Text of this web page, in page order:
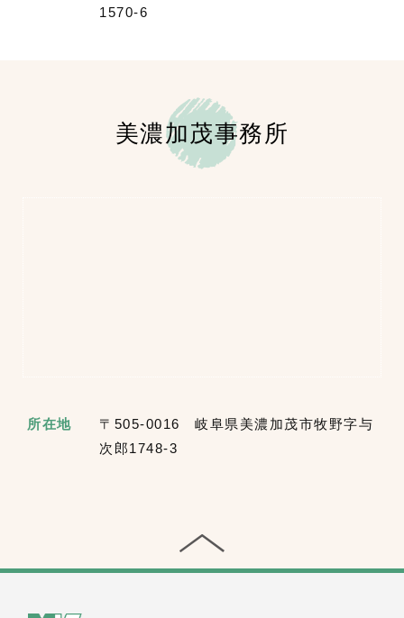
1570-6
美濃加茂事務所
所在地
〒505-0016 岐阜県美濃加茂市牧野字与
次郎1748-3